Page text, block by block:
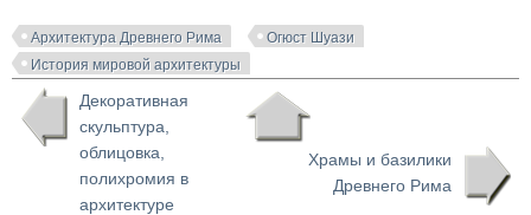
Архитектура Древнего Рима
Огюст Шуази
История мировой архитектуры
Декоративная
скульптура,
облицовка,
полихромия в
архитектуре
Храмы и базилики
Древнего Рима